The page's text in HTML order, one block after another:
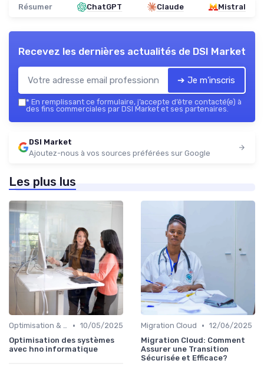
Résumer ChatGPT Claude Mistral
Recevez les dernières actualités de DSI Market
➔ Je m'inscris
* En remplissant ce formulaire, j’accepte d’être contacté(e) à
des fins commerciales par DSI Market et ses partenaires.
DSI Market
Ajoutez-nous à vos sources préférées sur Google
Les plus lus
Optimisation & Coûts • 10/05/2025
Optimisation des systèmes
avec hno informatique
Migration Cloud • 12/06/2025
Migration Cloud: Comment
Assurer une Transition
Sécurisée et Efficace?